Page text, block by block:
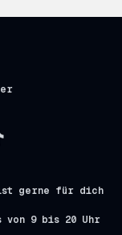
ist gerne für dich
von 9 bis 20 Uhr